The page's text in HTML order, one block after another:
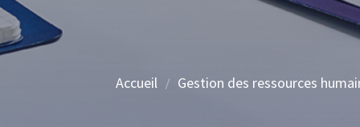
Formation
Formation
COURONNE
Actus PSC
Accueil Gestion des ressources